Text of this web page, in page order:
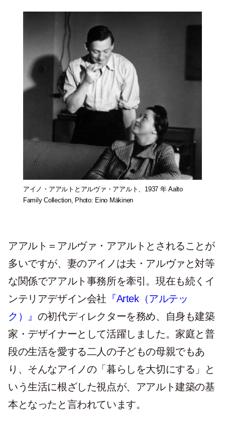
アイノ・アアルトとアルヴァ・アアルト、1937 年 Aalto
Family Collection, Photo: Eino Mäkinen
アアルト＝アルヴァ・アアルトとされることが
多いですが、妻のアイノは夫・アルヴァと対等
な関係でアアルト事務所を牽引。現在も続くイ
ンテリアデザイン会社 『Artek（アルテッ
ク）』 の初代ディレクターを務め、自身も建築
家・デザイナーとして活躍しました。家庭と普
段の生活を愛する二人の子どもの母親でもあ
り、そんなアイノの「暮らしを大切にする」と
いう生活に根ざした視点が、アアルト建築の基
本となったと言われています。